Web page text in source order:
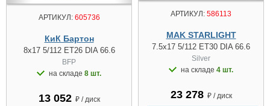
АРТИКУЛ:605736
КиК Бартон
8x17 5/112 ET26 DIA 66.6
BFP
на складе 8 шт.
13 052 ₽ / диск
АРТИКУЛ: 586113
MAK STARLIGHT
7.5x17 5/112 ET30 DIA 66.6
Silver
на складе 4 шт.
23 278 ₽ / диск